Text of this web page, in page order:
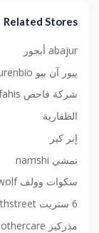
Related Stores
abajur أبجور
پيور آن بيو purenbio
شركة فاحص fahis
الظفارية
إنر كير
نمشي namshi
سكوات وولف squatwolf
6 ستريت 6thstreet
مذركير mothercare